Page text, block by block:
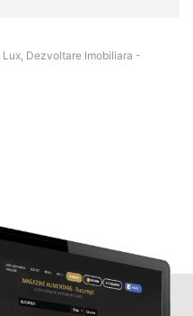
Dezvoltare Imobiliara -